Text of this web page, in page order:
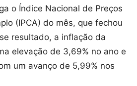
o Índice Nacional de Preços
(IPCA) do mês, que fechou
resultado, a inflação da
elevação de 3,69% no ano e
um avanço de 5,99% nos